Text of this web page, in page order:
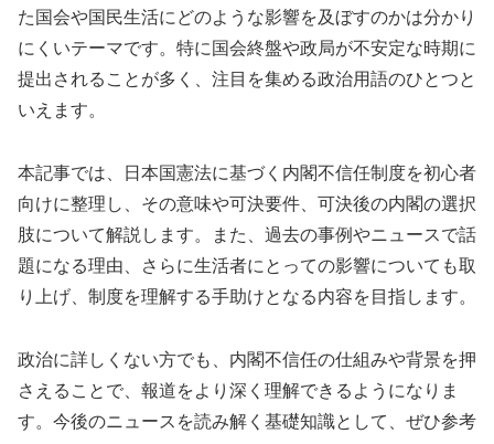
た国会や国民生活にどのような影響を及ぼすのかは分かり
にくいテーマです。特に国会終盤や政局が不安定な時期に
提出されることが多く、注目を集める政治用語のひとつと
いえます。
本記事では、日本国憲法に基づく内閣不信任制度を初心者
向けに整理し、その意味や可決要件、可決後の内閣の選択
肢について解説します。また、過去の事例やニュースで話
題になる理由、さらに生活者にとっての影響についても取
り上げ、制度を理解する手助けとなる内容を目指します。
政治に詳しくない方でも、内閣不信任の仕組みや背景を押
さえることで、報道をより深く理解できるようになりま
す。今後のニュースを読み解く基礎知識として、ぜひ参考